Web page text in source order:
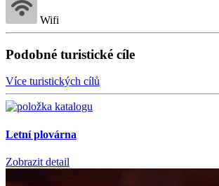
Wifi
Podobné turistické cíle
Více turistických cílů
Letní plovárna
Zobrazit detail